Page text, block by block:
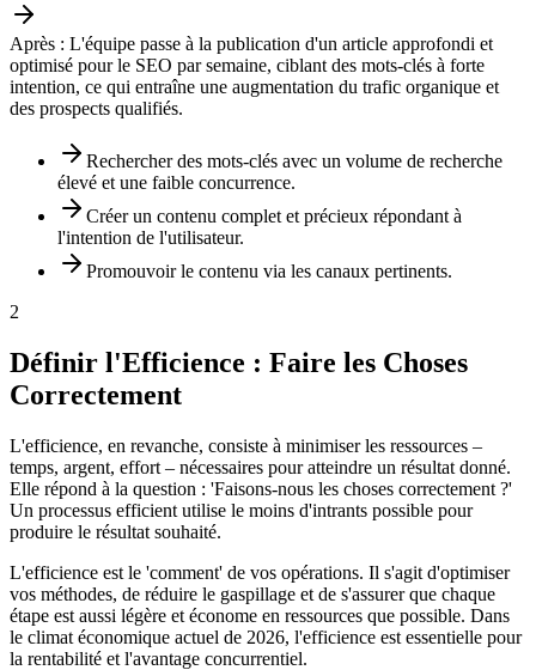
Après : L'équipe passe à la publication d'un article approfondi et
optimisé pour le SEO par semaine, ciblant des mots-clés à forte
intention, ce qui entraîne une augmentation du trafic organique et
des prospects qualifiés.
Rechercher des mots-clés avec un volume de recherche
élevé et une faible concurrence.
Créer un contenu complet et précieux répondant à
l'intention de l'utilisateur.
Promouvoir le contenu via les canaux pertinents.
2
Définir l'Efficience : Faire les Choses
Correctement
L'efficience, en revanche, consiste à minimiser les ressources –
temps, argent, effort – nécessaires pour atteindre un résultat donné.
Elle répond à la question : 'Faisons-nous les choses correctement ?'
Un processus efficient utilise le moins d'intrants possible pour
produire le résultat souhaité.
L'efficience est le 'comment' de vos opérations. Il s'agit d'optimiser
vos méthodes, de réduire le gaspillage et de s'assurer que chaque
étape est aussi légère et économe en ressources que possible. Dans
le climat économique actuel de 2026, l'efficience est essentielle pour
la rentabilité et l'avantage concurrentiel.